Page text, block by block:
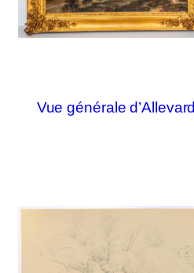
Vue générale d’Allevard